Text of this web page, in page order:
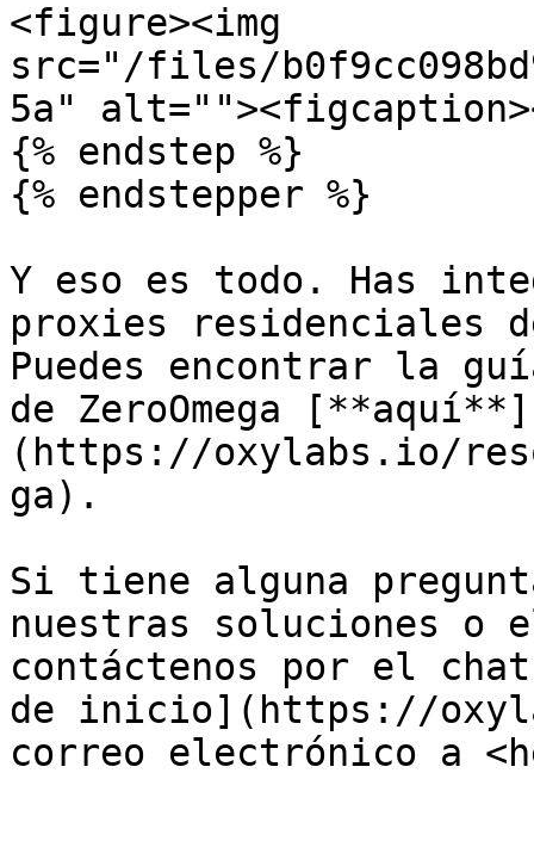
<figure><img
src="/files/
5a"
{% endstep %}
{% endstepper %}
Y eso es todo. Has
proxies residenciales
Puedes encontrar la
de ZeroOmega [**aquí**]
(https://oxylabs.io/
ga).
Si tiene alguna
nuestras soluciones o
contáctenos por el
de inicio](https://
correo electrónico a